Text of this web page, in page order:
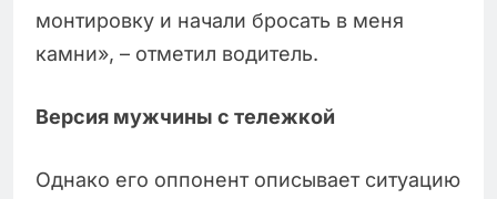
монтировку и начали бросать в меня
камни», – отметил водитель.
Версия мужчины с тележкой
Однако его оппонент описывает ситуацию